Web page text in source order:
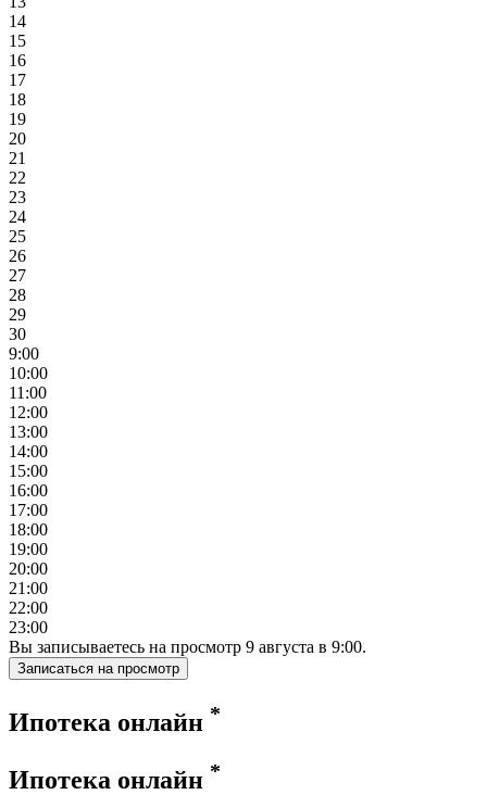
14
15
16
17
18
19
20
21
22
23
24
25
26
27
28
29
30
9:00
10:00
11:00
12:00
13:00
14:00
15:00
16:00
17:00
18:00
19:00
20:00
21:00
22:00
23:00
Вы записываетесь на просмотр 9 августа в 9:00.
Записаться на просмотр
Ипотека онлайн *
Ипотека онлайн *